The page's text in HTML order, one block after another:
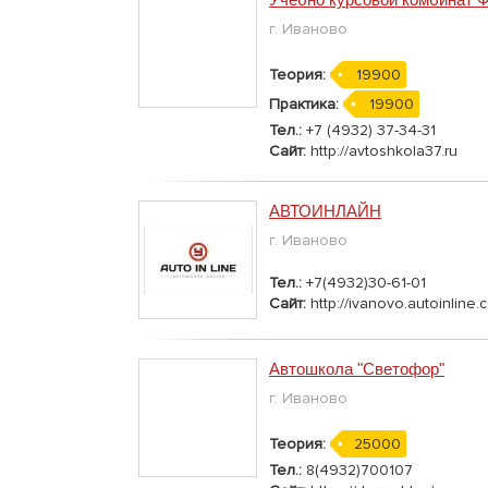
г. Иваново
Теория:
19900
Практика:
19900
Тел.: +7 (4932) 37-34-31
Сайт: http://avtoshkola37.ru
АВТОИНЛАЙН
г. Иваново
Тел.: +7(4932)30-61-01
Сайт: http://
Автошкола "Светофор"
г. Иваново
Теория:
25000
Тел.: 8(4932)700107